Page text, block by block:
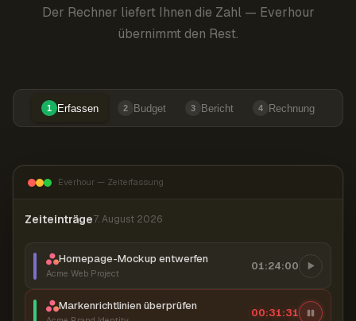
Der Rechner liefert Ihnen die Zahl — Everhour
übernimmt den Rest.
1 Erfassen 2 Budget 3 Bericht 4 Rechnung
Everhour — Zeiterfassung
Zeiteinträge7. August 2026
Homepage-Mockup entwerfen
Acme Web Project
01:24:00
Markenrichtlinien überprüfen 00:31:31